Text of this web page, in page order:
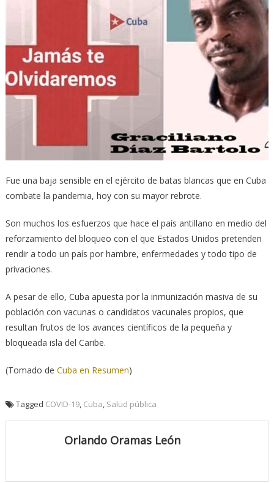
Fue una baja sensible en el ejército de batas blancas que en Cuba
combate la pandemia, hoy con su mayor rebrote.
Son muchos los esfuerzos que hace el país antillano en medio del
reforzamiento del bloqueo con el que Estados Unidos pretenden
rendir a todo un país por hambre, enfermedades y todo tipo de
privaciones.
A pesar de ello, Cuba apuesta por la inmunización masiva de su
población con vacunas o candidatos vacunales propios, que
resultan frutos de los avances científicos de la pequeña y
bloqueada isla del Caribe.
(Tomado de Cuba en Resumen)
Tagged COVID-19, Cuba, Salud pública
Orlando Oramas León